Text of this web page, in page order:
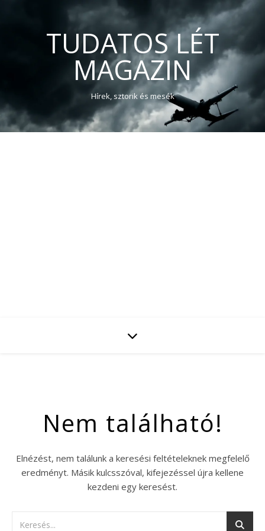
TUDATOS LÉT
MAGAZIN
Hírek, sztorik és mesék
Nem található!
Elnézést, nem találunk a keresési feltételeknek megfelelő
eredményt. Másik kulcsszóval, kifejezéssel újra kellene
kezdeni egy keresést.